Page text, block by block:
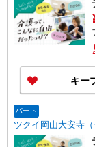
キー
パート
ツクイ岡山大安寺（